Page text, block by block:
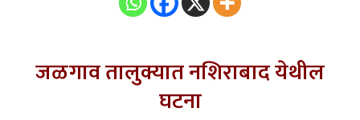
जळगाव तालुक्यात नशिराबाद येथील
घटना